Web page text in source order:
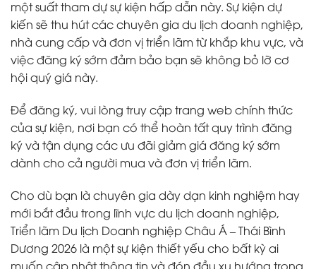
một suất tham dự sự kiện hấp dẫn này. Sự kiện dự
kiến ​​sẽ thu hút các chuyên gia du lịch doanh nghiệp,
nhà cung cấp và đơn vị triển lãm từ khắp khu vực, và
việc đăng ký sớm đảm bảo bạn sẽ không bỏ lỡ cơ
hội quý giá này.
Để đăng ký, vui lòng truy cập trang web chính thức
của sự kiện, nơi bạn có thể hoàn tất quy trình đăng
ký và tận dụng các ưu đãi giảm giá đăng ký sớm
dành cho cả người mua và đơn vị triển lãm.
Cho dù bạn là chuyên gia dày dạn kinh nghiệm hay
mới bắt đầu trong lĩnh vực du lịch doanh nghiệp,
Triển lãm Du lịch Doanh nghiệp Châu Á – Thái Bình
Dương 2026 là một sự kiện thiết yếu cho bất kỳ ai
muốn cập nhật thông tin và đón đầu xu hướng trong